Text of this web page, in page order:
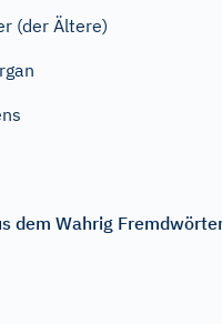
(der Ältere)
dem Wahrig